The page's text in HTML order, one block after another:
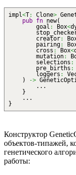
impl<T: Clone>
pub fn new(
goal : Box<
creator:
pairing:
cross : Box<
mutation:
selections :
pre_births :
loggers :
)
->
...
}
...
}
Конструктор
объектов-типажей,
генетического
работы: